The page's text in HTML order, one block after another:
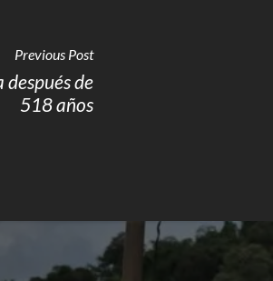
Previous Post
de
518 años